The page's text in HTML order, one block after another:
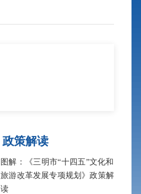
政策解读
图解：《三明市“十四五”文化和
旅游改革发展专项规划》政策解
读